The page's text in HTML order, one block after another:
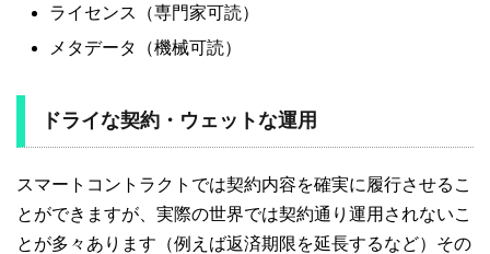
ライセンス（専門家可読）
メタデータ（機械可読）
ドライな契約・ウェットな運用
スマートコントラクトでは契約内容を確実に履行させるこ
とができますが、実際の世界では契約通り運用されないこ
とが多々あります（例えば返済期限を延長するなど）その